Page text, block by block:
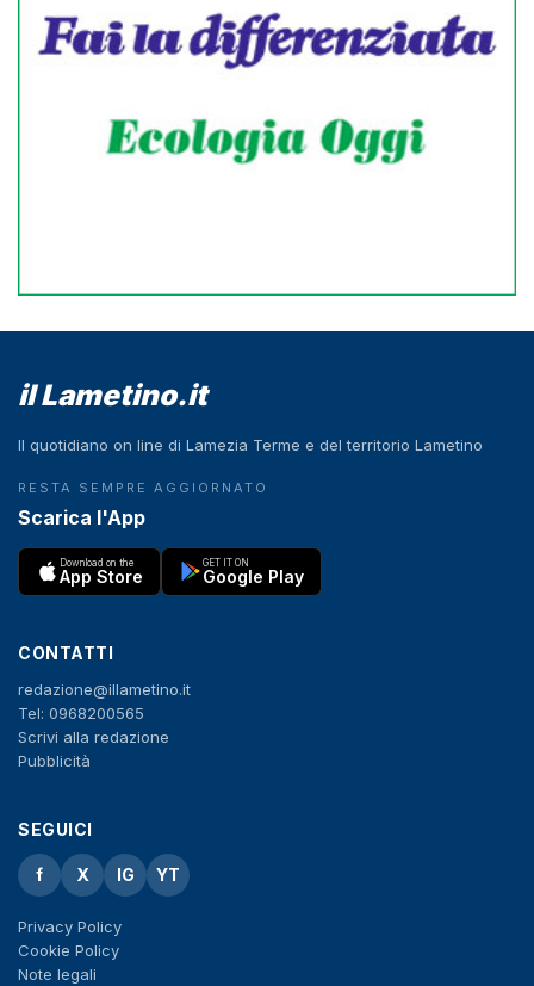
il Lametino.it
Il quotidiano on line di Lamezia Terme e del territorio Lametino
RESTA SEMPRE AGGIORNATO
Scarica l'App
Download on the
App Store
GET IT ON
Google Play
CONTATTI
redazione@illametino.it
Tel: 0968200565
Scrivi alla redazione
Pubblicità
SEGUICI
f X IG YT
Privacy Policy
Cookie Policy
Note legali